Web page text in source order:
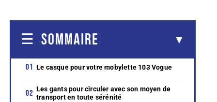
SOMMAIRE
Le casque pour votre mobylette 103 Vogue
Les gants pour circuler avec son moyen de
transport en toute sérénité